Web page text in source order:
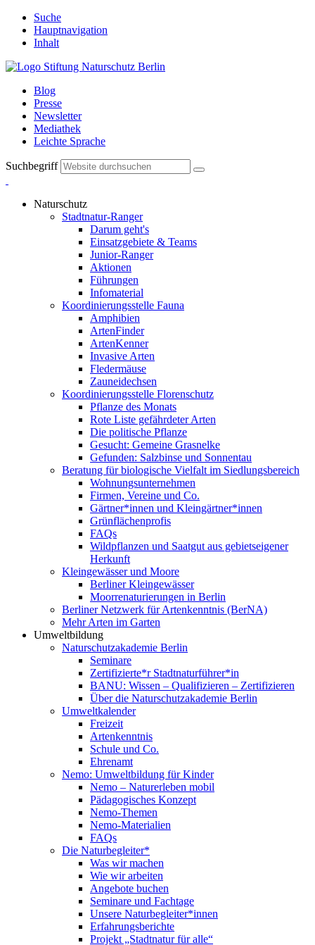
Suche
Hauptnavigation
Inhalt
Blog
Presse
Newsletter
Mediathek
Leichte Sprache
Suchbegriff
Naturschutz
Stadtnatur-Ranger
Darum geht's
Einsatzgebiete & Teams
Junior-Ranger
Aktionen
Führungen
Infomaterial
Koordinierungsstelle Fauna
Amphibien
ArtenFinder
ArtenKenner
Invasive Arten
Fledermäuse
Zauneidechsen
Koordinierungsstelle Florenschutz
Pflanze des Monats
Rote Liste gefährdeter Arten
Die politische Pflanze
Gesucht: Gemeine Grasnelke
Gefunden: Salzbinse und Sonnentau
Beratung für biologische Vielfalt im Siedlungsbereich
Wohnungsunternehmen
Firmen, Vereine und Co.
Gärtner*innen und Kleingärtner*innen
Grünflächenprofis
FAQs
Wildpflanzen und Saatgut aus gebietseigener
Herkunft
Kleingewässer und Moore
Berliner Kleingewässer
Moorrenaturierungen in Berlin
Berliner Netzwerk für Artenkenntnis (BerNA)
Mehr Arten im Garten
Umweltbildung
Naturschutzakademie Berlin
Seminare
Zertifizierte*r Stadtnaturführer*in
BANU: Wissen – Qualifizieren – Zertifizieren
Über die Naturschutzakademie Berlin
Umweltkalender
Freizeit
Artenkenntnis
Schule und Co.
Ehrenamt
Nemo: Umweltbildung für Kinder
Nemo – Naturerleben mobil
Pädagogisches Konzept
Nemo-Themen
Nemo-Materialien
FAQs
Die Naturbegleiter*
Was wir machen
Wie wir arbeiten
Angebote buchen
Seminare und Fachtage
Unsere Naturbegleiter*innen
Erfahrungsberichte
Projekt „Stadtnatur für alle“